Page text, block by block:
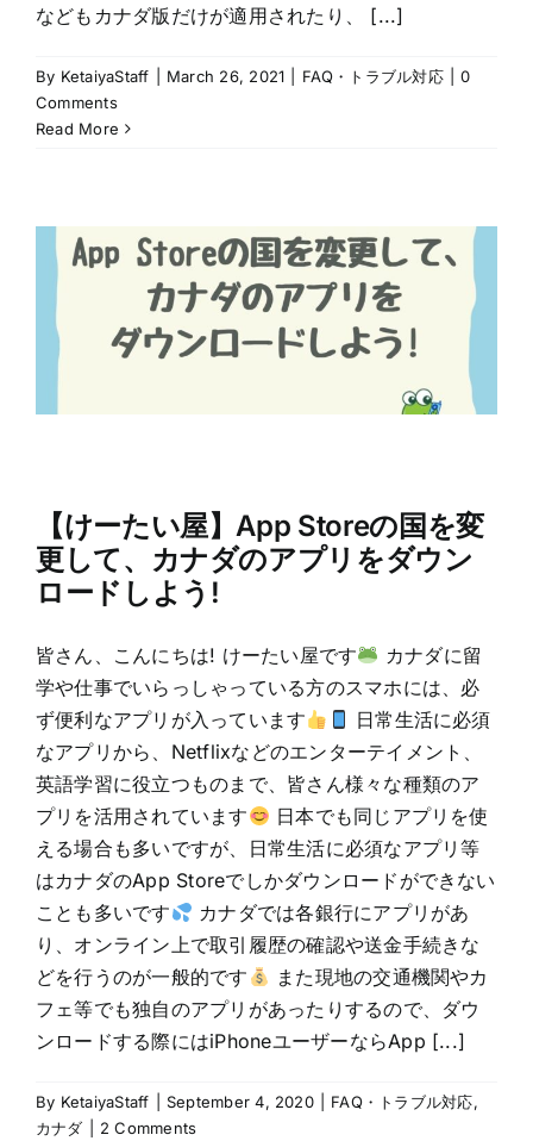
などもカナダ版だけが適用されたり、 [...]
By KetaiyaStaff March 26, 2021 FAQ・トラブル対応
0
Comments
Read More
【けーたい屋】App Storeの国を変
更して、カナダのアプリをダウン
ロードしよう!
皆さん、こんにちは! けーたい屋です
カナダに留
学や仕事でいらっしゃっている方のスマホには、必
ず便利なアプリが入っています
日常生活に必須
なアプリから、Netflixなどのエンターテイメント、
英語学習に役立つものまで、皆さん様々な種類のア
プリを活用されています
日本でも同じアプリを使
える場合も多いですが、日常生活に必須なアプリ等
はカナダのApp Storeでしかダウンロードができない
ことも多いです
カナダでは各銀行にアプリがあ
り、オンライン上で取引履歴の確認や送金手続きな
どを行うのが一般的です
また現地の交通機関やカ
フェ等でも独自のアプリがあったりするので、ダウ
ンロードする際にはiPhoneユーザーならApp [...]
By KetaiyaStaff September 4, 2020 FAQ・トラブル対応,
カナダ
2 Comments